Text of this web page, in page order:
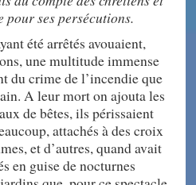
pour ses persécutions.
été arrêtés avouaient,
une multitude immense
du crime de l’incendie que
A leur mort on ajouta les
de bêtes, ils périssaient
attachés à des croix
et d’autres, quand avait
en guise de nocturnes